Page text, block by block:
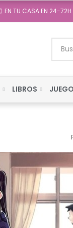
EN TU CASA EN 24-72H
LIBROS